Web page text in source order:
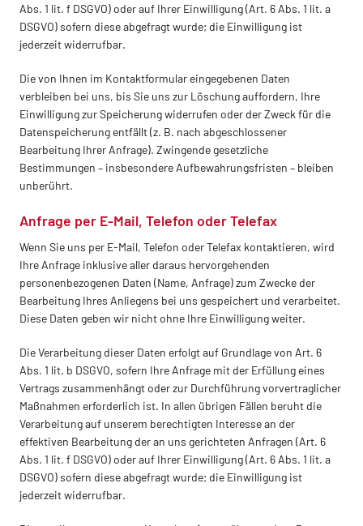
Abs. 1 lit. f DSGVO) oder auf Ihrer Einwilligung (Art. 6 Abs. 1 lit. a
DSGVO) sofern diese abgefragt wurde; die Einwilligung ist
jederzeit widerrufbar.
Die von Ihnen im Kontaktformular eingegebenen Daten
verbleiben bei uns, bis Sie uns zur Löschung auffordern, Ihre
Einwilligung zur Speicherung widerrufen oder der Zweck für die
Datenspeicherung entfällt (z. B. nach abgeschlossener
Bearbeitung Ihrer Anfrage). Zwingende gesetzliche
Bestimmungen – insbesondere Aufbewahrungsfristen – bleiben
unberührt.
Anfrage per E-Mail, Telefon oder Telefax
Wenn Sie uns per E-Mail, Telefon oder Telefax kontaktieren, wird
Ihre Anfrage inklusive aller daraus hervorgehenden
personenbezogenen Daten (Name, Anfrage) zum Zwecke der
Bearbeitung Ihres Anliegens bei uns gespeichert und verarbeitet.
Diese Daten geben wir nicht ohne Ihre Einwilligung weiter.
Die Verarbeitung dieser Daten erfolgt auf Grundlage von Art. 6
Abs. 1 lit. b DSGVO, sofern Ihre Anfrage mit der Erfüllung eines
Vertrags zusammenhängt oder zur Durchführung vorvertraglicher
Maßnahmen erforderlich ist. In allen übrigen Fällen beruht die
Verarbeitung auf unserem berechtigten Interesse an der
effektiven Bearbeitung der an uns gerichteten Anfragen (Art. 6
Abs. 1 lit. f DSGVO) oder auf Ihrer Einwilligung (Art. 6 Abs. 1 lit. a
DSGVO) sofern diese abgefragt wurde; die Einwilligung ist
jederzeit widerrufbar.